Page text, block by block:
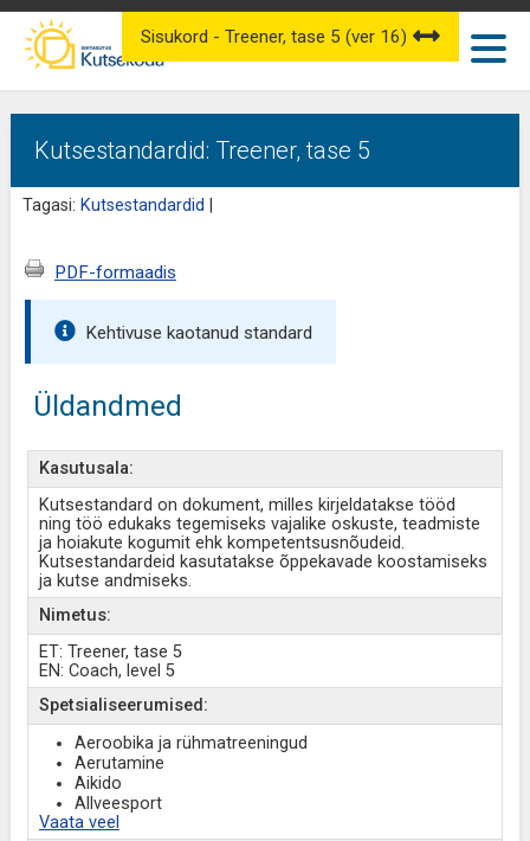
Kutsestandardid: Treener, tase 5
Tagasi: Kutsestandardid
Sisukord - Treener, tase 5 (ver 16)
PDF-formaadis
Kehtivuse kaotanud standard
Üldandmed
Kasutusala:
Kutsestandard on dokument, milles kirjeldatakse tööd
ning töö edukaks tegemiseks vajalike oskuste, teadmiste
ja hoiakute kogumit ehk kompetentsusnõudeid.
Kutsestandardeid kasutatakse õppekavade koostamiseks
ja kutse andmiseks.
Nimetus:
ET: Treener, tase 5
EN: Coach, level 5
Spetsialiseerumised:
Aeroobika ja rühmatreeningud
Aerutamine
Aikido
Allveesport
Vaata veel